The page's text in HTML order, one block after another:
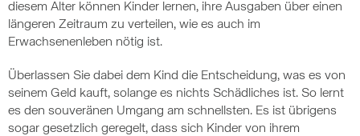
diesem Alter können Kinder lernen, ihre Ausgaben über einen
längeren Zeitraum zu verteilen, wie es auch im
Erwachsenenleben nötig ist.
Überlassen Sie dabei dem Kind die Entscheidung, was es von
seinem Geld kauft, solange es nichts Schädliches ist. So lernt
es den souveränen Umgang am schnellsten. Es ist übrigens
sogar gesetzlich geregelt, dass sich Kinder von ihrem